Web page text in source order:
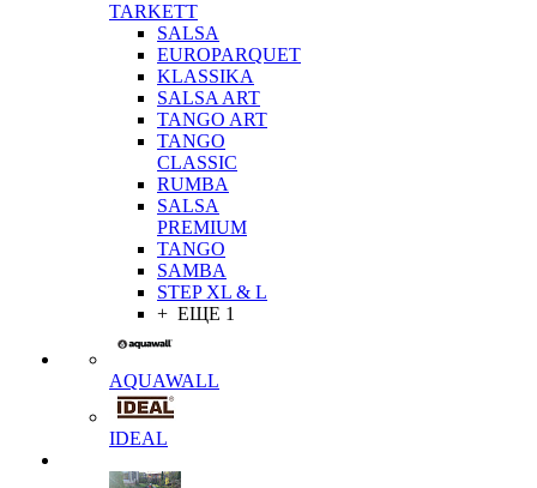
TARKETT
SALSA
EUROPARQUET
KLASSIKA
SALSA ART
TANGO ART
TANGO
CLASSIC
RUMBA
SALSA
PREMIUM
TANGO
SAMBA
STEP XL & L
+ ЕЩЕ 1
AQUAWALL
IDEAL